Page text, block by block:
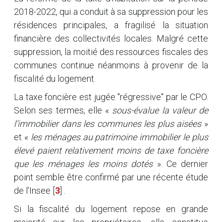
2018-2022, qui a conduit à sa suppression pour les
résidences principales, a fragilisé la situation
financière des collectivités locales. Malgré cette
suppression, la moitié des ressources fiscales des
communes continue néanmoins à provenir de la
fiscalité du logement.
La taxe foncière est jugée "régressive" par le CPO.
Selon ses termes, elle « sous-évalue la valeur de
l’immobilier dans les communes les plus aisées»
et « les ménages au patrimoine immobilier le plus
élevé paient relativement moins de taxe foncière
que les ménages les moins dotés». Ce dernier
point semble être confirmé par une récente étude
de l’Insee 3 .
Si la fiscalité du logement repose en grande